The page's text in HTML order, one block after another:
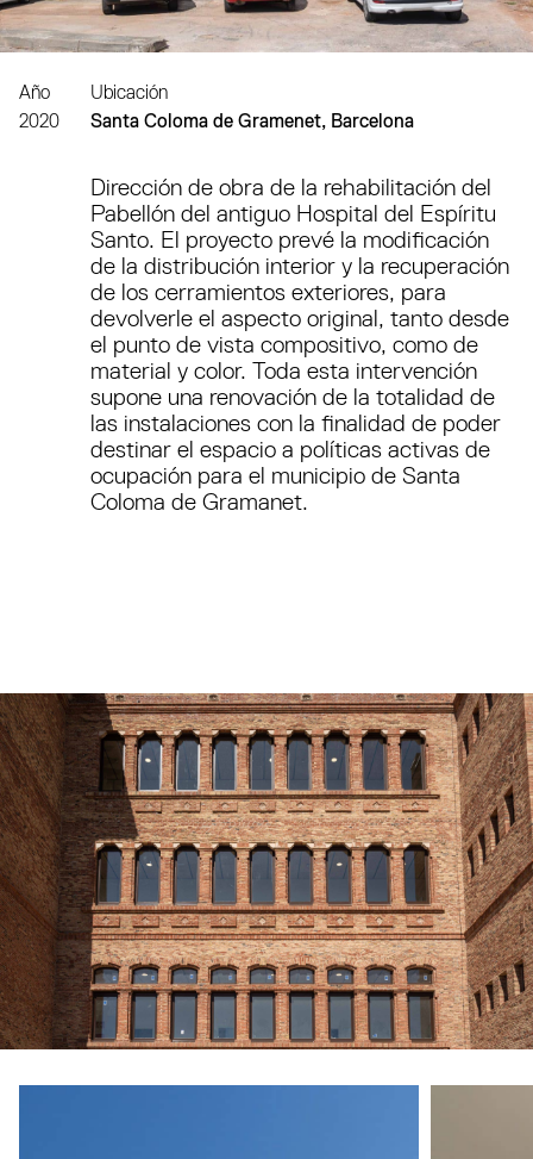
Ubicación
Santa Coloma de Gramenet, Barcelona
Año
2020
Dirección de obra de la rehabilitación del
Pabellón del antiguo Hospital del Espíritu
Santo. El proyecto prevé la modificación
de la distribución interior y la recuperación
de los cerramientos exteriores, para
devolverle el aspecto original, tanto desde
el punto de vista compositivo, como de
material y color. Toda esta intervención
supone una renovación de la totalidad de
las instalaciones con la finalidad de poder
destinar el espacio a políticas activas de
ocupación para el municipio de Santa
Coloma de Gramanet.